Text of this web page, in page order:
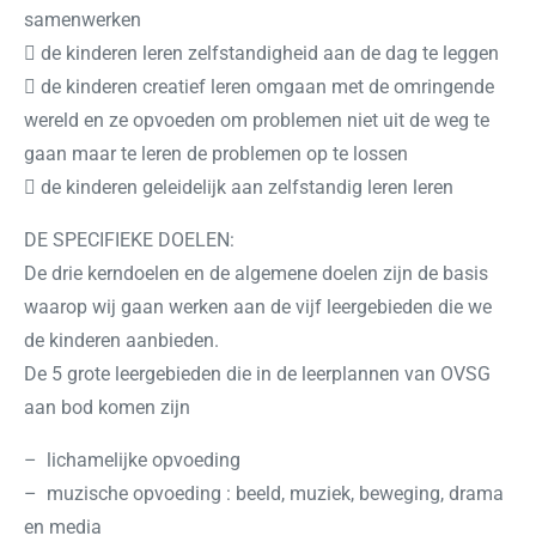
samenwerken
 de kinderen leren zelfstandigheid aan de dag te leggen
 de kinderen creatief leren omgaan met de omringende
wereld en ze opvoeden om problemen niet uit de weg te
gaan maar te leren de problemen op te lossen
 de kinderen geleidelijk aan zelfstandig leren leren
DE SPECIFIEKE DOELEN:
De drie kerndoelen en de algemene doelen zijn de basis
waarop wij gaan werken aan de vijf leergebieden die we
de kinderen aanbieden.
De 5 grote leergebieden die in de leerplannen van OVSG
aan bod komen zijn
– lichamelijke opvoeding
– muzische opvoeding : beeld, muziek, beweging, drama
en media